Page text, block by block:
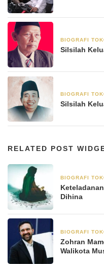
BIOGRAFI
Silsilah
BIOGRAFI
Silsilah
RELATED POST
BIOGRAFI
Dihina
BIOGRAFI
Zohran
Walikota